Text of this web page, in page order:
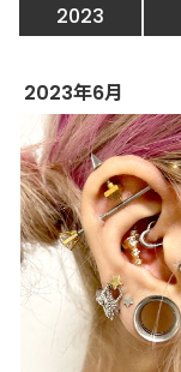
2023
2023年6月